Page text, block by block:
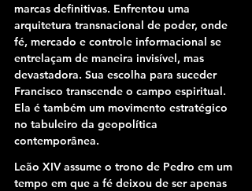
marcas definitivas. Enfrentou uma
arquitetura transnacional de poder, onde
fé, mercado e controle informacional se
entrelaçam de maneira invisível, mas
devastadora. Sua escolha para suceder
Francisco transcende o campo espiritual.
Ela é também um movimento estratégico
no tabuleiro da geopolítica
contemporânea.
Leão XIV assume o trono de Pedro em um
tempo em que a fé deixou de ser apenas